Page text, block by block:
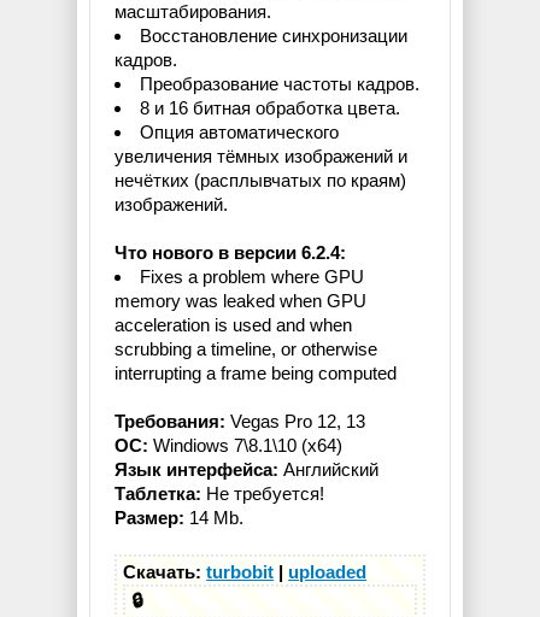
масштабирования.
Восстановление синхронизации
кадров.
Преобразование частоты кадров.
8 и 16 битная обработка цвета.
Опция автоматического
увеличения тёмных изображений и
нечётких (расплывчатых по краям)
изображений.
Что нового в версии 6.2.4:
Fixes a problem where GPU
memory was leaked when GPU
acceleration is used and when
scrubbing a timeline, or otherwise
interrupting a frame being computed
Требования: Vegas Pro 12, 13
ОС: Windiows 7\8.1\10 (x64)
Язык интерфейса: Английский
Таблетка: Не требуется!
Размер: 14 Mb.
Скачать:turbobit | uploaded
🔒